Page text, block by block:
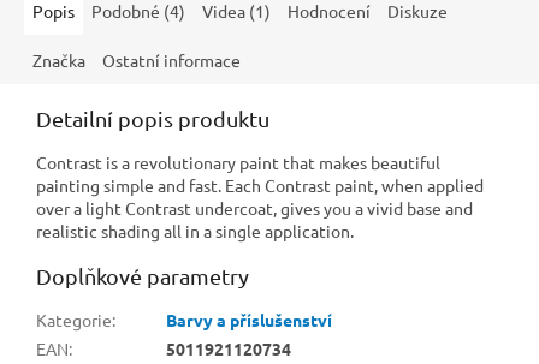
Popis Podobné (4) Videa (1) Hodnocení Diskuze
Značka Ostatní informace
Detailní popis produktu
Contrast is a revolutionary paint that makes beautiful
painting simple and fast. Each Contrast paint, when applied
over a light Contrast undercoat, gives you a vivid base and
realistic shading all in a single application.
Doplňkové parametry
Kategorie:
Barvy a příslušenství
EAN:
5011921120734